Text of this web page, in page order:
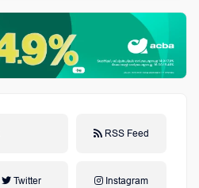
RSS Feed
Twitter Instagram